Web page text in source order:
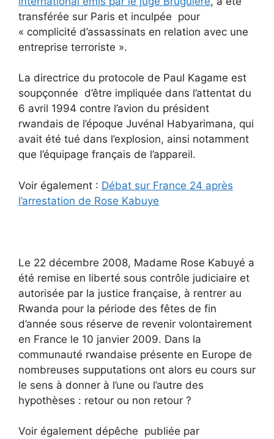
transférée sur Paris et inculpée pour
« complicité d’assassinats en relation avec une
entreprise terroriste ».
La directrice du protocole de Paul Kagame est
soupçonnée d’être impliquée dans l’attentat du
6 avril 1994 contre l’avion du président
rwandais de l’époque Juvénal Habyarimana, qui
avait été tué dans l’explosion, ainsi notamment
que l’équipage français de l’appareil.
Voir également : Débat sur France 24 après
l’arrestation de Rose Kabuye
Le 22 décembre 2008, Madame Rose Kabuyé a
été remise en liberté sous contrôle judiciaire et
autorisée par la justice française, à rentrer au
Rwanda pour la période des fêtes de fin
d’année sous réserve de revenir volontairement
en France le 10 janvier 2009. Dans la
communauté rwandaise présente en Europe de
nombreuses supputations ont alors eu cours sur
le sens à donner à l’une ou l’autre des
hypothèses : retour ou non retour ?
Voir également dépêche publiée par